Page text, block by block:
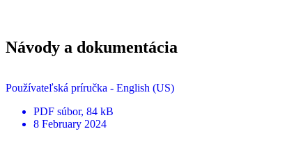
Návody a dokumentácia
Používateľská príručka - English (US)
PDF súbor, 84 kB
8 February 2024